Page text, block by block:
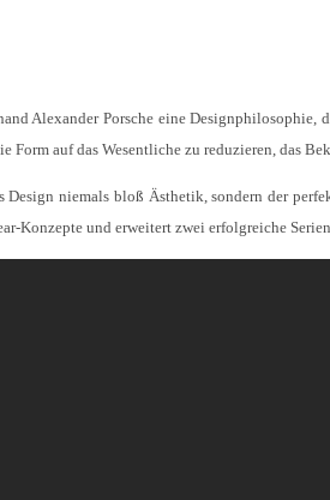
Alexander Porsche eine
auf das Wesentliche zu reduzieren, das
niemals bloß Ästhetik, sondern der
Konzepte und erweitert zwei erfolgreiche